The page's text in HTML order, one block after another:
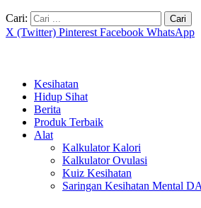
Cari:
X (Twitter) Pinterest Facebook WhatsApp
Kesihatan
Hidup Sihat
Berita
Produk Terbaik
Alat
Kalkulator Kalori
Kalkulator Ovulasi
Kuiz Kesihatan
Saringan Kesihatan Mental